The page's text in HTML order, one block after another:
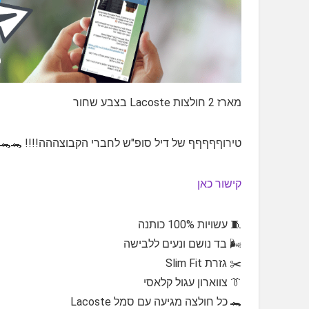
מארז 2 חולצות Lacoste בצבע שחור
טירוףףףףף של דיל סופ"ש לחברי הקבוצההה!!!!
קישור כאן
🧵 עשויות 100% כותנה
🌬️ בד נושם ונעים ללבישה
✂️ גזרת Slim Fit
👔 צווארון עגול קלאסי
🐊 כל חולצה מגיעה עם סמל Lacoste